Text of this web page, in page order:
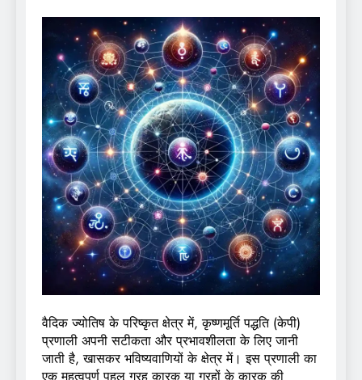
वैदिक ज्योतिष के परिष्कृत क्षेत्र में, कृष्णमूर्ति पद्धति (केपी)
प्रणाली अपनी सटीकता और प्रभावशीलता के लिए जानी
जाती है, खासकर भविष्यवाणियों के क्षेत्र में। इस प्रणाली का